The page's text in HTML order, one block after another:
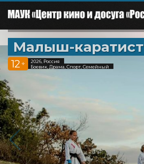
Малыш-каратист
12 +
2026, Россия
Боевик, Драма, Спорт, Семейный